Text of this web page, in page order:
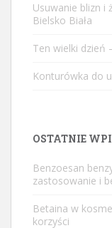
Usuwanie blizn i
Bielsko Biała
Ten wielki dzień
Konturówka do
OSTATNIE
Benzoesan
zastosowanie i
Betaina w
korzyści